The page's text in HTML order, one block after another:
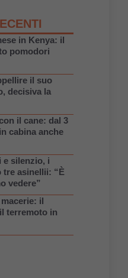
in Kenya: il
pomodori
il suo
decisiva la
il cane: dal 3
cabina anche
e silenzio, i
asinellii: “È
vedere”
il
terremoto in